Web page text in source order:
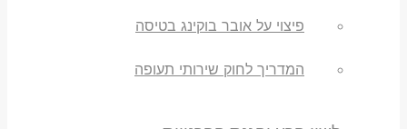
פיצוי על אובר בוקינג בטיסה
המדריך לחוק שירותי תעופה